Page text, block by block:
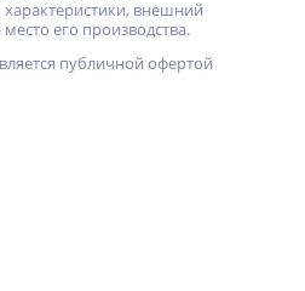
внешний
его производства.
публичной офертой